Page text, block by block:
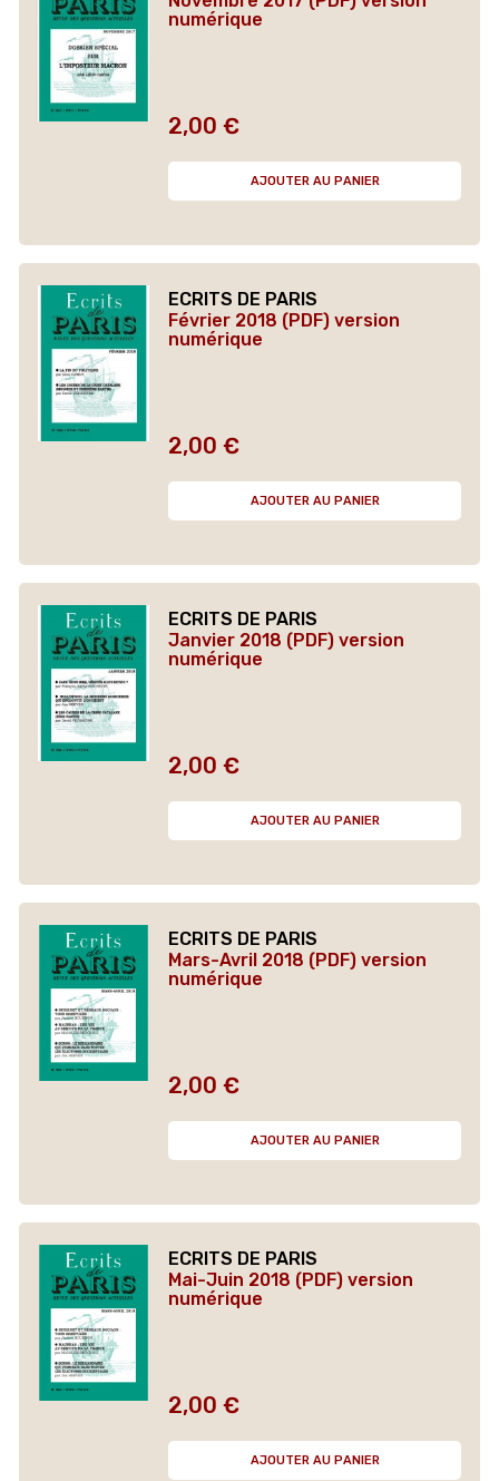
numérique
Prix
2,00 €
AJOUTER AU PANIER
ECRITS DE PARIS
Février 2018 (PDF) version
numérique
Prix
2,00 €
AJOUTER AU PANIER
ECRITS DE PARIS
Janvier 2018 (PDF) version
numérique
Prix
2,00 €
AJOUTER AU PANIER
ECRITS DE PARIS
Mars-Avril 2018 (PDF) version
numérique
Prix
2,00 €
AJOUTER AU PANIER
ECRITS DE PARIS
Mai-Juin 2018 (PDF) version
numérique
Prix
2,00 €
AJOUTER AU PANIER